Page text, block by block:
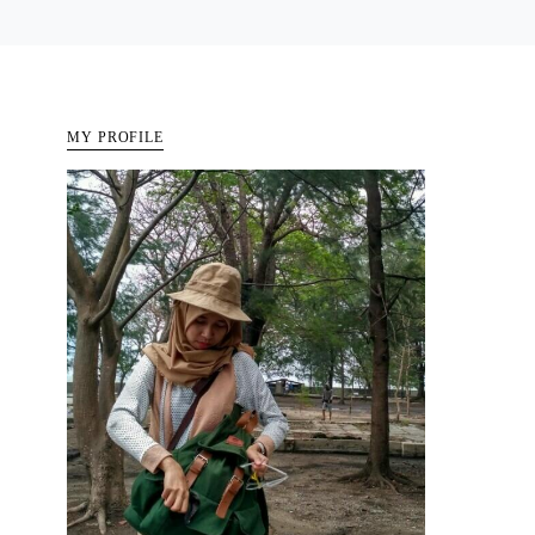
MY PROFILE